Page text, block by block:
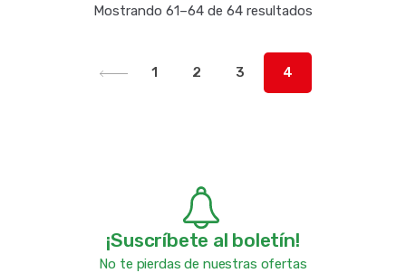
Mostrando 61–64 de 64 resultados
1 2 3 4
¡Suscríbete al boletín!
No te pierdas de nuestras ofertas